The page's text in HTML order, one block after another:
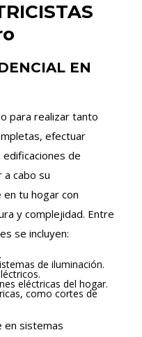
EN
para realizar tanto
efectuar
de
a cabo su
tu hogar con
y complejidad. Entre
se incluyen:
de iluminación.
eléctricas del hogar.
como cortes de
en sistemas